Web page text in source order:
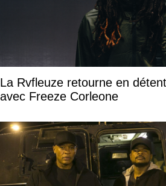
La Rvfleuze retourne en
avec Freeze Corleone